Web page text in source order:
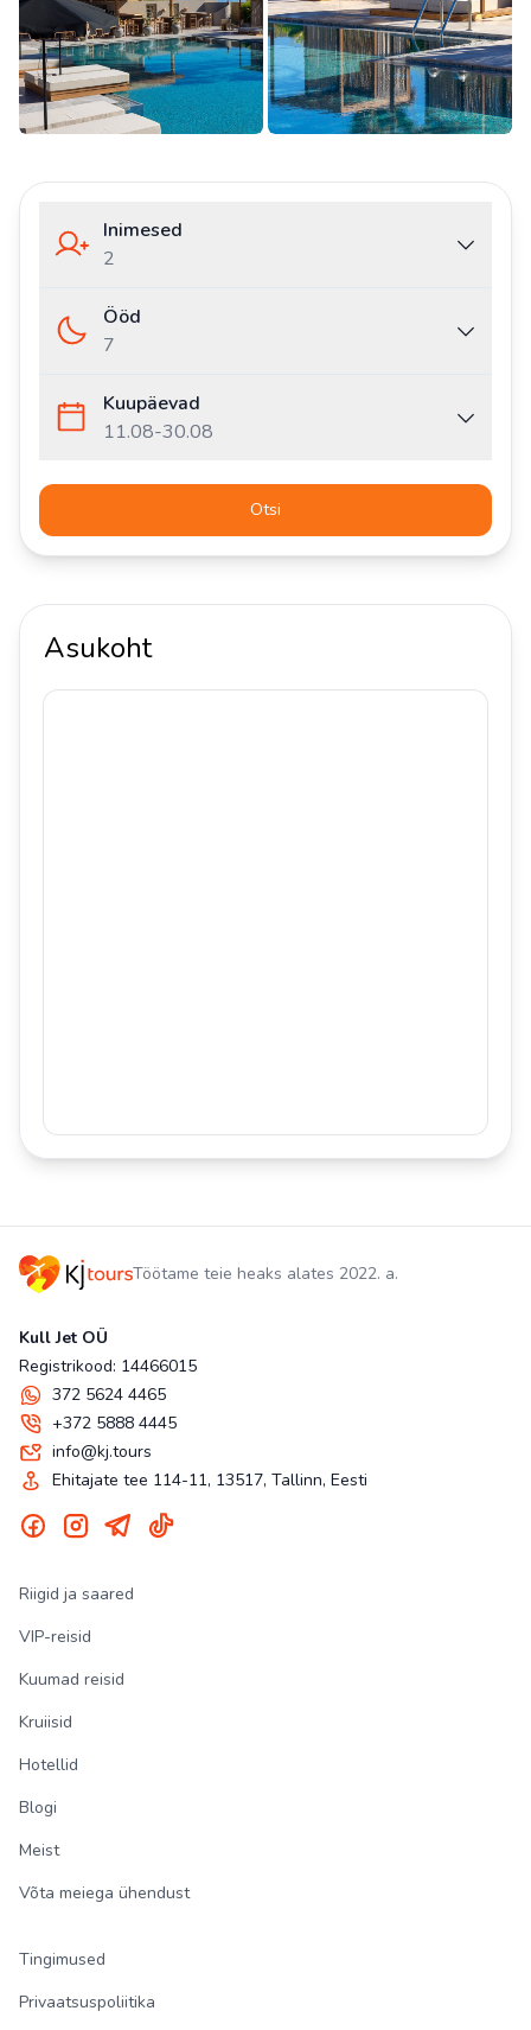
Inimesed
2
Ööd
7
Kuupäevad
11.08-30.08
Otsi
Asukoht
Töötame teie heaks alates 2022. a.
Kull Jet OÜ
Registrikood: 14466015
372 5624 4465
+372 5888 4445
info@kj.tours
Ehitajate tee 114-11, 13517, Tallinn, Eesti
Riigid ja saared
VIP-reisid
Kuumad reisid
Kruiisid
Hotellid
Blogi
Meist
Võta meiega ühendust
Tingimused
Privaatsuspoliitika